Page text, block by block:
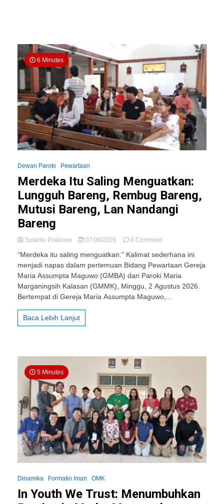
6 Minutes
Dewan Paroki Pewartaan
Merdeka Itu Saling Menguatkan:
Lungguh Bareng, Rembug Bareng,
Mutusi Bareng, Lan Nandangi
Bareng
Sutanto Prabowo 07/08/2026 0 Commenton
Itu
Saling
Menguatkan:
Lungguh
Bareng
“Merdeka itu saling menguatkan.” Kalimat sederhana ini
menjadi napas dalam pertemuan Bidang Pewartaan Gereja
Maria Assumpta Maguwo (GMBA) dan Paroki Maria
Marganingsih Kalasan (GMMK), Minggu, 2 Agustus 2026.
Bertempat di Gereja Maria Assumpta Maguwo,...
Baca Lebih Lanjut
5 Minutes
Dinamika Formatio Iman OMK
In Youth We Trust: Menumbuhkan